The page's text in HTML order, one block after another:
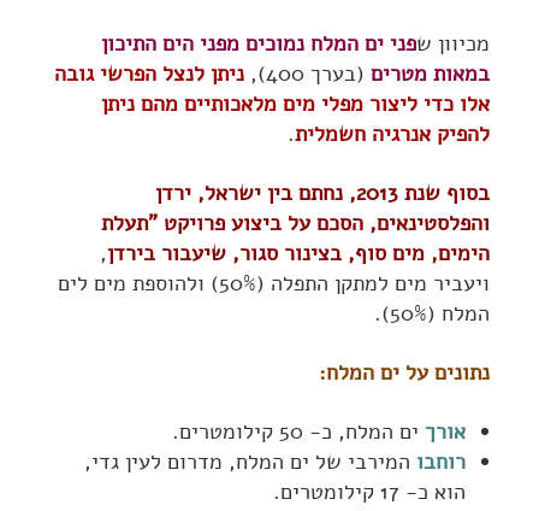
מכיוון שפני ים המלח נמוכים מפני הים התיכון
במאות מטרים (בערך 400),
ניתן לנצל הפרשי גובה
אלו כדי ליצור מפלי מים מלאכותיים מהם ניתן
להפיק אנרגיה חשמלית.
בסוף שנת 2013, נחתם בין ישראל, ירדן
והפלסטינאים, הסכם על ביצוע פרויקט "תעלת
הימים, מים סוף, בצינור סגור, שיעבור בירדן,
ויעביר מים למתקן התפלה (50%) ולהוספת מים לים
המלח (50%).
נתונים על ים המלח:
אורך ים המלח, כ- 50 קילומטרים.
רוחבו המירבי של ים המלח, מדרום לעין גדי,
הוא כ- 17 קילומטרים.